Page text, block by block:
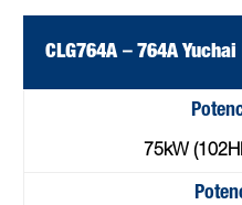
CLG764A－764A Yuchai II
75kW